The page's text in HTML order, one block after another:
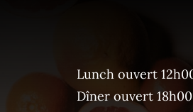
Lunch ouvert
Dîner ouvert